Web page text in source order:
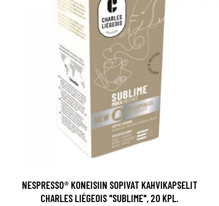
NESPRESSO® KONEISIIN SOPIVAT KAHVIKAPSELIT
CHARLES LIÉGEOIS "SUBLIME", 20 KPL.